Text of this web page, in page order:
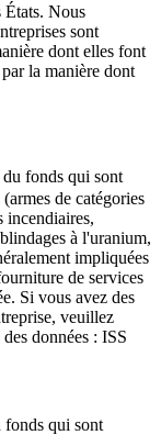
États. Nous
sont
dont elles font
la manière dont
fonds qui sont
de catégories
incendiaires,
à l'uranium,
impliquées
de services
Si vous avez des
veuillez
données : ISS
fonds qui sont